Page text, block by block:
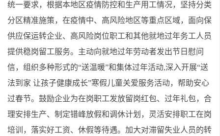
统一要求，根据本地区疫情防控和生产用工情况，坚持分类
分区精准施策，在疫情中、高风险地区等重点区域，面向保
供应保运转企业、高风险岗位职工和其他就地过年务工人员
提供稳岗留工服务。主动向就地过年劳动者发出节日慰问
信，组织多种形式的“送温暖”和集体过年活动,深入开展“送
法到家 让孩子健康成长”寒假儿童关爱服务活动，帮助安心
过春节。鼓励企业为在岗职工发放留岗红包、过年礼包，合
理安排生产、制定错峰放假和调休计划，灵活安排职工在岗
培训，落实好工资、休假等待遇。加大对滞留失业人员的转